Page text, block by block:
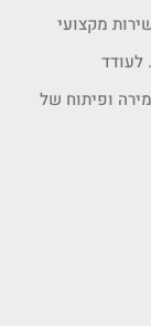
מקצועי
לעודד
ופיתוח של